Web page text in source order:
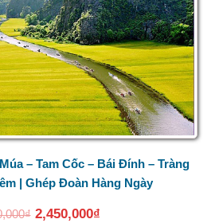
– Tam Cốc – Bái Đính – Tràng
| Ghép Đoàn Hàng Ngày
₫ 2,450,000₫